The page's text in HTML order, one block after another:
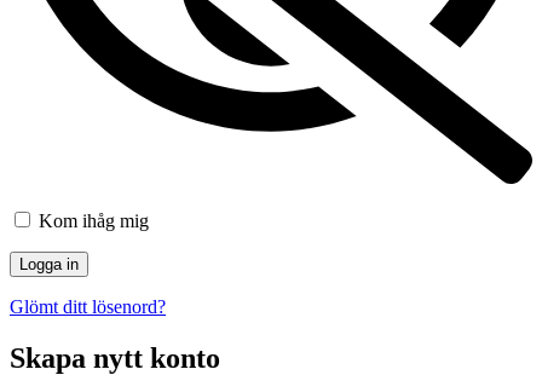
Kom ihåg mig
Glömt ditt lösenord?
Skapa nytt konto